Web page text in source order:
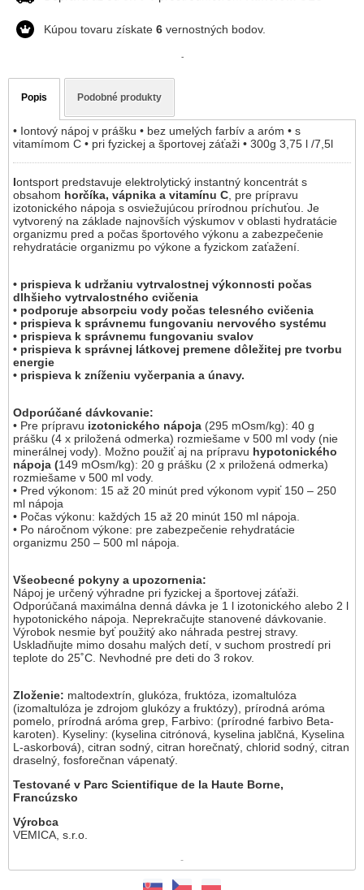
Kúpou tovaru získate 6 vernostných bodov.
-
Popis Podobné produkty
• Iontový nápoj v prášku • bez umelých farbív a aróm • s
vitamímom C • pri fyzickej a športovej záťaži • 300g 3,75 l /7,5l
Iontsport predstavuje elektrolytický instantný koncentrát s
obsahom horčíka, vápnika a vitamínu C , pre prípravu
izotonického nápoja s osviežujúcou prírodnou príchuťou. Je
vytvorený na základe najnovších výskumov v oblasti hydratácie
organizmu pred a počas športového výkonu a zabezpečenie
rehydratácie organizmu po výkone a fyzickom zaťažení.
• prispieva k udržaniu vytrvalostnej výkonnosti počas
dlhšieho vytrvalostného cvičenia
• podporuje absorpciu vody počas telesného cvičenia
• prispieva k správnemu fungovaniu nervového systému
• prispieva k správnemu fungovaniu svalov
• prispieva k správnej látkovej premene dôležitej pre tvorbu
energie
• prispieva k zníženiu vyčerpania a únavy.
Odporúčané dávkovanie:
• Pre prípravu izotonického nápoja (295 mOsm/kg): 40 g
prášku (4 x priložená odmerka) rozmiešame v 500 ml vody (nie
minerálnej vody). Možno použiť aj na prípravu hypotonického
nápoja (149 mOsm/kg): 20 g prášku (2 x priložená odmerka)
rozmiešame v 500 ml vody.
• Pred výkonom: 15 až 20 minút pred výkonom vypiť 150 – 250
ml nápoja
• Počas výkonu: každých 15 až 20 minút 150 ml nápoja.
• Po náročnom výkone: pre zabezpečenie rehydratácie
organizmu 250 – 500 ml nápoja.
Všeobecné pokyny a upozornenia:
Nápoj je určený výhradne pri fyzickej a športovej záťaži.
Odporúčaná maximálna denná dávka je 1 l izotonického alebo 2 l
hypotonického nápoja. Neprekračujte stanovené dávkovanie.
Výrobok nesmie byť použitý ako náhrada pestrej stravy.
Uskladňujte mimo dosahu malých detí, v suchom prostredí pri
teplote do 25˚C. Nevhodné pre deti do 3 rokov.
Zloženie: maltodextrín, glukóza, fruktóza, izomaltulóza
(izomaltulóza je zdrojom glukózy a fruktózy), prírodná aróma
pomelo, prírodná aróma grep, Farbivo: (prírodné farbivo Beta-
karoten). Kyseliny: (kyselina citrónová, kyselina jablčná, Kyselina
L-askorbová), citran sodný, citran horečnatý, chlorid sodný, citran
draselný, fosforečnan vápenatý.
Testované v Parc Scientifique de la Haute Borne,
Francúzsko
Výrobca
VEMICA, s.r.o.
-